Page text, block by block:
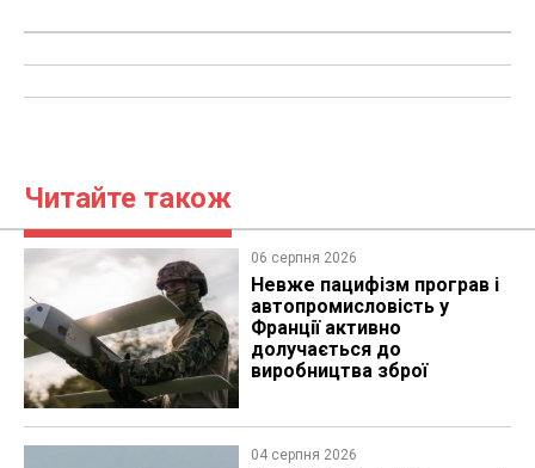
Читайте також
06 серпня 2026
Невже пацифізм програв і
автопромисловість у
Франції активно
долучається до
виробництва зброї
04 серпня 2026